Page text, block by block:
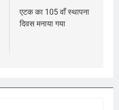
एटक का 105 वाँ स्थापना
दिवस मनाया गया